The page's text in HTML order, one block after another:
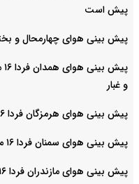
پیش است
پیش بینی هوای چهارمحال و بختیاری فردا ۱۶ مرداد
و غبار
پیش بینی هوای هرمزگان فردا ۱۶ مرداد ۱۴۰۵/ دریا متلاطم می‌شود
پیش بینی هوای سمنان فردا ۱۶ مرداد ۱۴۰۵/ هوا خنک‌تر می‌شود
پیش بینی هوای مازندران فردا ۱۶ مرداد ۱۴۰۵/ دریا از امشب مواج می‌شود